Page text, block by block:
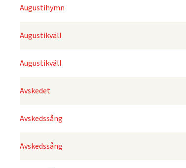
Augustihymn
Augustikväll
Augustikväll
Avskedet
Avskedssång
Avskedssång